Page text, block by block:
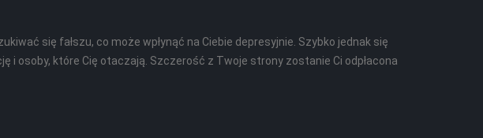
się fałszu, co może wpłynąć na Ciebie depresyjnie. Szybko jednak się
i osoby, które Cię otaczają. Szczerość z Twoje strony zostanie Ci odpłacona